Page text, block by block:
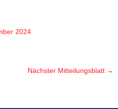
2024
Nächster Mitteilungsblatt →